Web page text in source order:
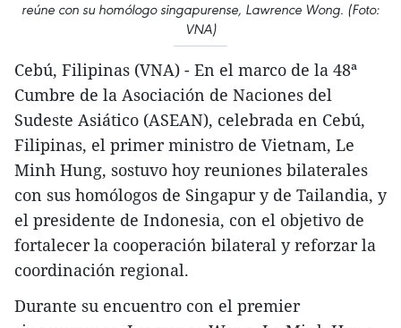
reúne con su homólogo singapurense, Lawrence Wong. (Foto:
VNA)
​Cebú, Filipinas (VNA) - En el marco de la 48ª
Cumbre de la Asociación de Naciones del
Sudeste Asiático (ASEAN), celebrada en Cebú,
Filipinas, el primer ministro de Vietnam, Le
Minh Hung, sostuvo hoy reuniones bilaterales
con sus homólogos de Singapur y de Tailandia, y
el presidente de Indonesia, con el objetivo de
fortalecer la cooperación bilateral y reforzar la
coordinación regional.
​Durante su encuentro con el premier